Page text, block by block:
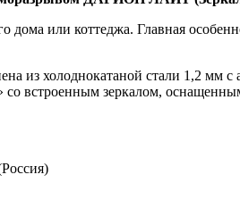
дома или коттеджа. Главная
из холоднокатаной стали 1,2 мм
встроенным зеркалом,